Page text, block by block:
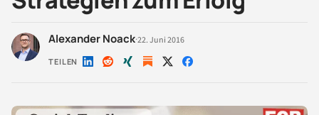
Alexander Noack·22. Juni 2016
TEILEN Auf Auf Auf Auf Auf